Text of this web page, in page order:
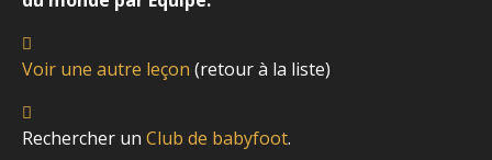
Voir une autre leçon (retour à la liste)
Rechercher un Club de babyfoot.